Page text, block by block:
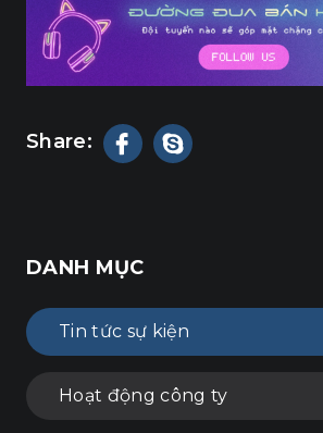
Share:
DANH MỤC
Tin tức sự kiện
Hoạt động công ty